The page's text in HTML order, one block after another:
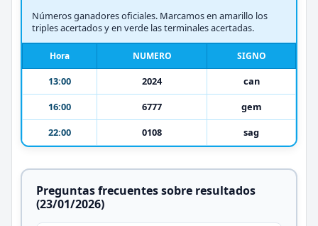
Números ganadores oficiales. Marcamos en amarillo los
triples acertados y en verde las terminales acertadas.
Hora NUMERO SIGNO
13:00 2024
can
16:00
6777
gem
22:00
0108 sag
Preguntas frecuentes sobre resultados
(23/01/2026)